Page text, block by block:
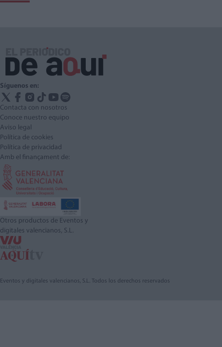
Síguenos en:
Contacta con nosotros
Conoce nuestro equipo
Aviso legal
Política de cookies
Política de privacidad
Amb el finançament de:
Otros productos de Eventos y
digitales valencianos, S.L.
Eventos y digitales valencianos, S.L. Todos los derechos reservados